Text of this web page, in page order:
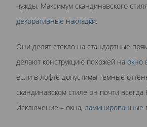
чужды. Максимум скандинавского
декоративные накладки.
Они делят стекло на стандартные
делают конструкцию похожей на окно
если в лофте допустимы темные
скандинавском стиле он почти всегда
Исключение – окна, ламинированные